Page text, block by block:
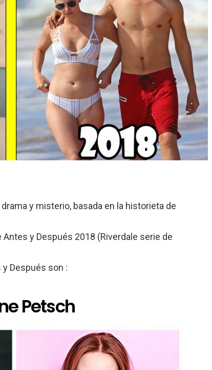
y misterio, basada en la historieta de
y Después 2018 (Riverdale serie de
Después son :
Petsch